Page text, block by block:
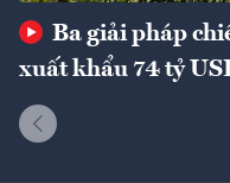
Ba giải pháp
xuất khẩu 74 tỷ